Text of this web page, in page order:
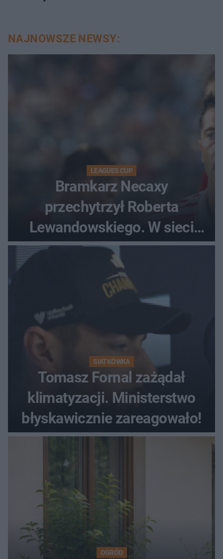
NAJNOWSZE NEWSY:
LEAGUES CUP
Bramkarz Necaxy
przechytrzył Roberta
Lewandowskiego. W sieci
krąży wideo z tego pojedynku
SIATKÓWKA
Tomasz Fornal zażądał
klimatyzacji. Ministerstwo
błyskawicznie zareagowało!
OGRÓD